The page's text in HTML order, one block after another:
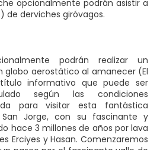
opcionalmente podrán asistir a
derviches giróvagos.
podrán realizar un
globo aerostático al amanecer (El
informativo que puede ser
según las condiciones
para visitar esta fantástica
Jorge, con su fascinante y
hace 3 millones de años por lava
Erciyes y Hasan. Comenzaremos